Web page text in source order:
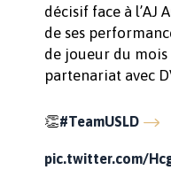
décisif face à l’AJ
de ses
de joueur du mois
partenariat avec
👏#TeamUSLD
pic.twitter.com/